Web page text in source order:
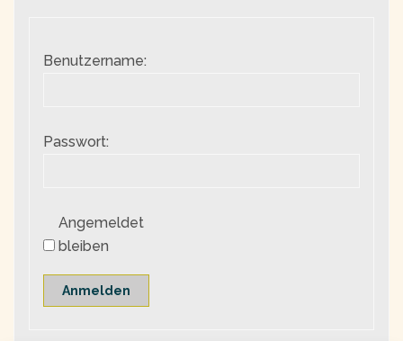
Benutzername:
Passwort:
Angemeldet
bleiben
Anmelden